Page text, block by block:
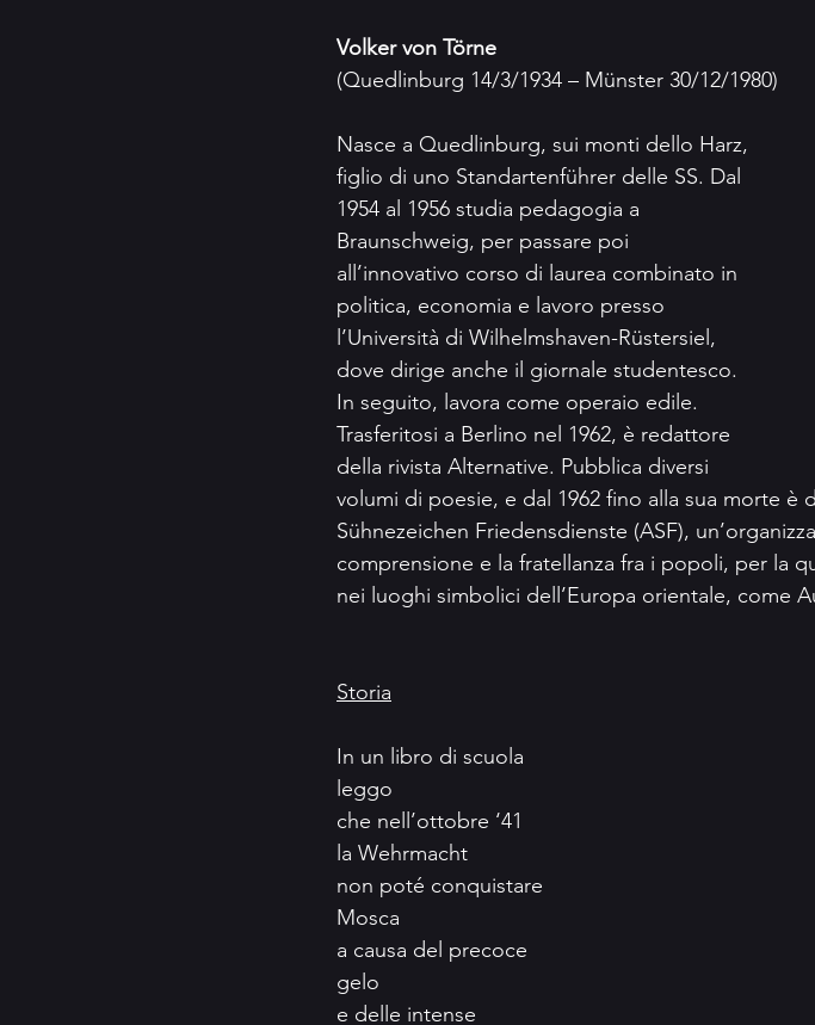
Volker von Törne
(Quedlinburg 14/3/1934 – Münster 30/12/1980)
Nasce a Quedlinburg, sui monti dello Harz,
figlio di uno Standartenführer delle SS. Dal
1954 al 1956 studia pedagogia a
Braunschweig, per passare poi
all’innovativo corso di laurea combinato in
politica, economia e lavoro presso
l’Università di Wilhelmshaven-Rüstersiel,
dove dirige anche il giornale studentesco.
In seguito, lavora come operaio edile.
Trasferitosi a Berlino nel 1962, è redattore
della rivista Alternative. Pubblica diversi
volumi di poesie, e dal 1962 fino alla sua morte è
Sühnezeichen Friedensdienste (ASF),
comprensione e la fratellanza fra i popoli, per la
nei luoghi simbolici dell’Europa orientale, come
Storia
In un libro di scuola
leggo
che nell’ottobre ‘41
la Wehrmacht
non poté conquistare
Mosca
a causa del precoce
gelo
e delle intense